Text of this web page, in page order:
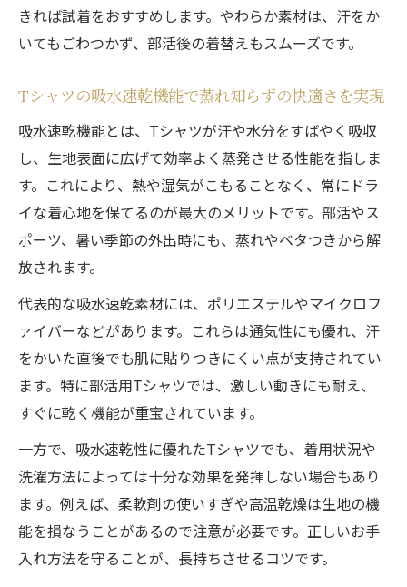
ドライTシャツで洗濯後もすぐ乾く利便性
肌触り重視派が選ぶドライTシャツ活用術
軽減
吸水速乾Tシャツの快適な使い方アイデア集
部活後も気持ちよく着られるTシャツの選び
方
ドライ素材Tシャツの肌触りを最大限に活か
す工夫
ント
きれば試着をおすすめします。やわらか素材は、汗をか
いてもごわつかず、部活後の着替えもスムーズです。
Tシャツの吸水速乾機能で蒸れ知らずの快適さを実現
吸水速乾機能とは、Tシャツが汗や水分をすばやく吸収
し、生地表面に広げて効率よく蒸発させる性能を指しま
す。これにより、熱や湿気がこもることなく、常にドラ
イな着心地を保てるのが最大のメリットです。部活やス
ポーツ、暑い季節の外出時にも、蒸れやベタつきから解
放されます。
代表的な吸水速乾素材には、ポリエステルやマイクロフ
ァイバーなどがあります。これらは通気性にも優れ、汗
をかいた直後でも肌に貼りつきにくい点が支持されてい
ます。特に部活用Tシャツでは、激しい動きにも耐え、
すぐに乾く機能が重宝されています。
一方で、吸水速乾性に優れたTシャツでも、着用状況や
洗濯方法によっては十分な効果を発揮しない場合もあり
ます。例えば、柔軟剤の使いすぎや高温乾燥は生地の機
能を損なうことがあるので注意が必要です。正しいお手
入れ方法を守ることが、長持ちさせるコツです。